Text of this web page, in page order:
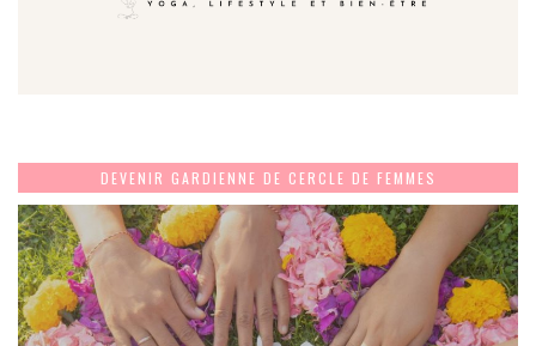
DEVENIR GARDIENNE DE CERCLE DE FEMMES